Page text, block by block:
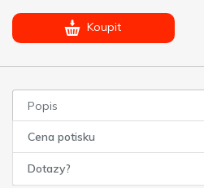
Koupit
Popis
Cena potisku
Dotazy?